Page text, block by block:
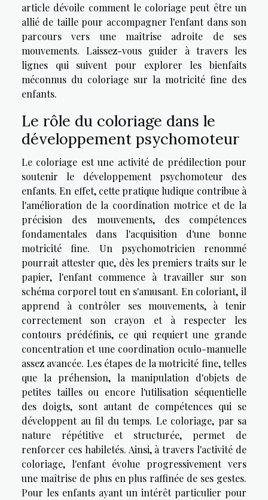
article dévoile comment le coloriage peut être un
allié de taille pour accompagner l'enfant dans son
parcours vers une maîtrise adroite de ses
mouvements. Laissez-vous guider à travers les
lignes qui suivent pour explorer les bienfaits
méconnus du coloriage sur la motricité fine des
enfants.
Le rôle du coloriage dans le
développement psychomoteur
Le coloriage est une activité de prédilection pour
soutenir le développement psychomoteur des
enfants. En effet, cette pratique ludique contribue à
l'amélioration de la coordination motrice et de la
précision des mouvements, des compétences
fondamentales dans l'acquisition d'une bonne
motricité fine. Un psychomotricien renommé
pourrait attester que, dès les premiers traits sur le
papier, l'enfant commence à travailler sur son
schéma corporel tout en s'amusant. En coloriant, il
apprend à contrôler ses mouvements, à tenir
correctement son crayon et à respecter les
contours prédéfinis, ce qui requiert une grande
concentration et une coordination oculo-manuelle
assez avancée. Les étapes de la motricité fine, telles
que la préhension, la manipulation d'objets de
petites tailles ou encore l'utilisation séquentielle
des doigts, sont autant de compétences qui se
développent au fil du temps. Le coloriage, par sa
nature répétitive et structurée, permet de
renforcer ces habiletés. Ainsi, à travers l'activité de
coloriage, l'enfant évolue progressivement vers
une maîtrise de plus en plus raffinée de ses gestes.
Pour les enfants ayant un intérêt particulier pour